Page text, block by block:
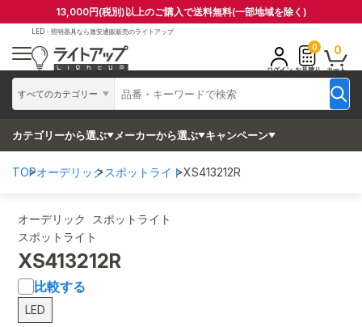
13,000円(税別)以上のご購入で送料無料(一部地域を除く)
LED・照明器具なら激安通販販売のライトアップ
すべてのカテゴリー
ログイン
0
お見積り
0
カート
カテゴリーから選ぶ メーカーから選ぶ キャンペーン
TOPオーデリックスポットライトXS413212R
オーデリック スポットライト
スポットライト
XS413212R
比較する
LED